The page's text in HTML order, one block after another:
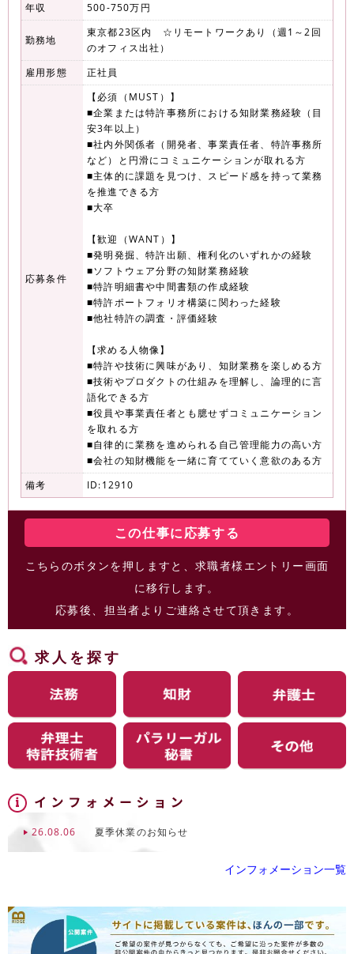
年収
500-750万円
勤務地
東京都23区内 ☆リモートワークあり（週1～2回
のオフィス出社）
雇用形態
正社員
応募条件
【必須（MUST）】
■企業または特許事務所における知財業務経験（目
安3年以上）
■社内外関係者（開発者、事業責任者、特許事務所
など）と円滑にコミュニケーションが取れる方
■主体的に課題を見つけ、スピード感を持って業務
を推進できる方
■大卒
【歓迎（WANT）】
■発明発掘、特許出願、権利化のいずれかの経験
■ソフトウェア分野の知財業務経験
■特許明細書や中間書類の作成経験
■特許ポートフォリオ構築に関わった経験
■他社特許の調査・評価経験
【求める人物像】
■特許や技術に興味があり、知財業務を楽しめる方
■技術やプロダクトの仕組みを理解し、論理的に言
語化できる方
■役員や事業責任者とも臆せずコミュニケーション
を取れる方
■自律的に業務を進められる自己管理能力の高い方
■会社の知財機能を一緒に育てていく意欲のある方
備考
ID:12910
この仕事に応募する
こちらのボタンを押しますと、求職者様エントリー画面
に移行します。
応募後、担当者よりご連絡させて頂きます。
求人を探す
26.08.06 夏季休業のお知らせ
インフォメーション一覧